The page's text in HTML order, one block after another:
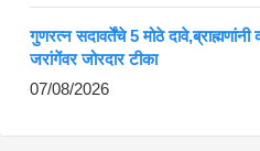
गुणरत्न सदावर्तेंचे 5 मोठे
जरांगेंवर जोरदार टीका
07/08/2026